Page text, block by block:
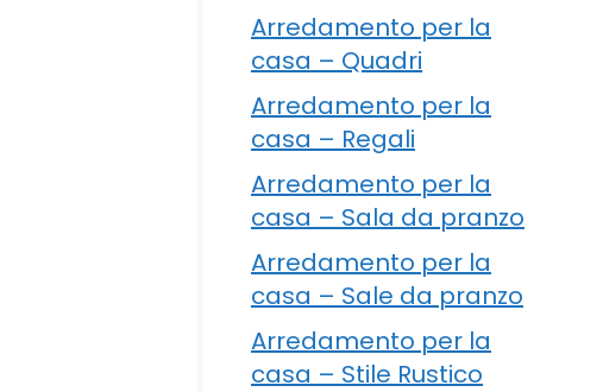
Arredamento per la
casa – Quadri
Arredamento per la
casa – Regali
Arredamento per la
casa – Sala da pranzo
Arredamento per la
casa – Sale da pranzo
Arredamento per la
casa – Stile Rustico